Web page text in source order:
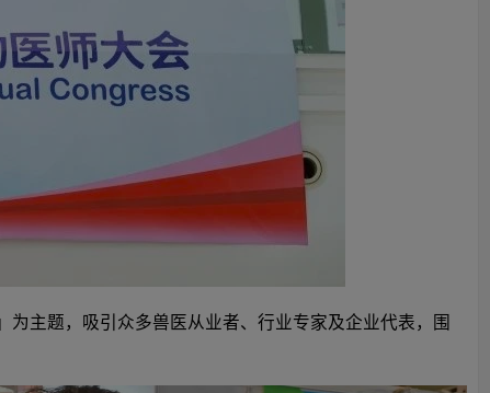
主题，吸引众多兽医从业者、行业专家及企业代表，围